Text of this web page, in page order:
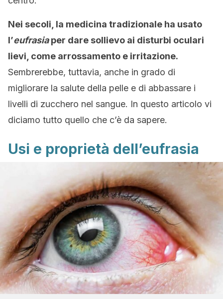
Nei secoli, la medicina tradizionale ha usato
l’eufrasiaper dare sollievo ai disturbi oculari
lievi, come arrossamento e irritazione.
Sembrerebbe, tuttavia, anche in grado di
migliorare la salute della pelle e di abbassare i
livelli di zucchero nel sangue. In questo articolo vi
diciamo tutto quello che c’è da sapere.
Usi e proprietà dell’eufrasia